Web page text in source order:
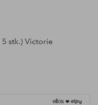
stk.) Victorie